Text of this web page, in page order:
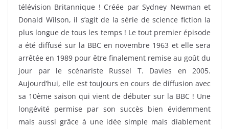
télévision Britannique ! Créée par Sydney Newman et
Donald Wilson, il s’agit de la série de science fiction la
plus longue de tous les temps ! Le tout premier épisode
a été diffusé sur la BBC en novembre 1963 et elle sera
arrêtée en 1989 pour être finalement remise au goût du
jour par le scénariste Russel T. Davies en 2005.
Aujourd’hui, elle est toujours en cours de diffusion avec
sa 10ème saison qui vient de débuter sur la BBC ! Une
longévité permise par son succès bien évidemment
mais aussi grâce à une idée simple mais diablement